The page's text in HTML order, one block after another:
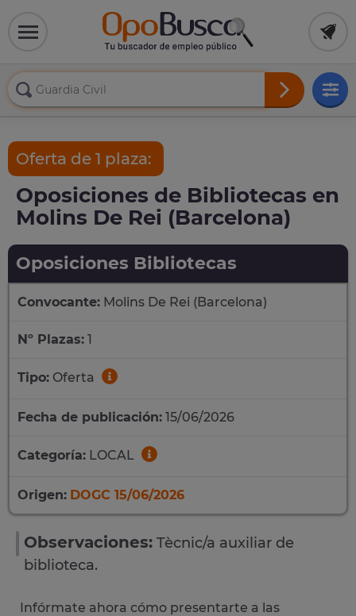
Oferta de 1 plaza:
Oposiciones de Bibliotecas en
Molins De Rei (Barcelona)
Oposiciones Bibliotecas
Convocante: Molins De Rei (Barcelona)
Nº Plazas: 1
Tipo: Oferta
Fecha de publicación: 15/06/2026
Categoría: LOCAL
Origen: DOGC 15/06/2026
Observaciones: Tècnic/a auxiliar de
biblioteca.
Infórmate ahora cómo presentarte a las